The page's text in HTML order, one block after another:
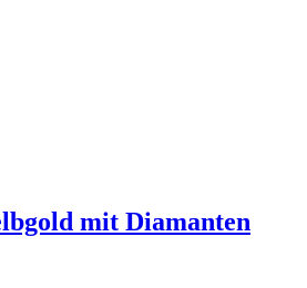
mit Diamanten